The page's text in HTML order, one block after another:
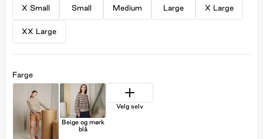
X Small Small Medium Large X Large
XX Large
Farge
Beige og mørk
blå
Velg selv